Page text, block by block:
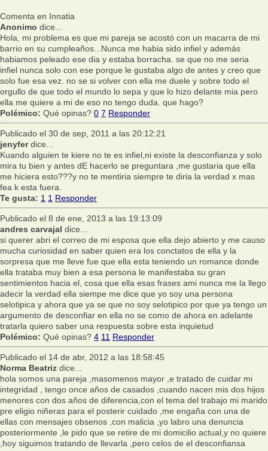
Comenta en Innatia
Anonimo dice...
Hola, mi problema es que mi pareja se acostó con un macarra de mi
barrio en su cumpleaños...Nunca me habia sido infiel y además
habiamos peleado ese dia y estaba borracha. se que no me seria
infiel nunca solo con ese porque le gustaba algo de antes y creo que
solo fue esa vez. no se si volver con ella me duele y sobre todo el
orgullo de que todo el mundo lo sepa y que lo hizo delante mia pero
ella me quiere a mi de eso no tengo duda. que hago?
Polémico: Qué opinas? 0 7 Responder
Publicado el 30 de sep, 2011 a las 20:12:21
jenyferdice...
Kuando alguien te kiere no te es infiel,ni existe la desconfianza y solo
mira tu bien y antes dE hacerlo se preguntara ,me gustaria que ella
me hiciera esto???y no te mentiria siempre te diria la verdad x mas
fea k esta fuera.
Te gusta: 1 1 Responder
Publicado el 8 de ene, 2013 a las 19:13:09
andres carvajal dice...
si querer abri el correo de mi esposa que ella dejo abierto y me causo
mucha curiosidad en saber quien era los conctatos de ella y la
sorpresa que me lleve fue que ella esta teniendo un romance donde
ella trataba muy bien a esa persona le manifestaba su gran
sentimientos hacia el, cosa que ella esas frases ami nunca me la llego
adecir la verdad ella siempe me dice que yo soy una persona
selotipica y ahora que ya se que no soy selotipico por que ya tengo un
argumento de desconfiar en ella no se como de ahora en adelante
tratarla quiero saber una respuesta sobre esta inquietud
Polémico: Qué opinas? 4 11 Responder
Publicado el 14 de abr, 2012 a las 18:58:45
Norma Beatriz dice...
hola somos una pareja ,masomenos mayor ,e tratado de cuidar mi
integridad , tengo once años de casados ,cuando nacen mis dos hijos
menores con dos años de diferencia,con el tema del trabajo mi marido
pre eligio niñeras para el posterir cuidado ,me engaña con una de
ellas con mensajes obsenos ,con malicia ,yo labro una denuncia
posteriormente ,le pido que se retire de mi domicilio actual,y no quiere
,hoy siguimos tratando de llevarla ,pero celos de el desconfiansa